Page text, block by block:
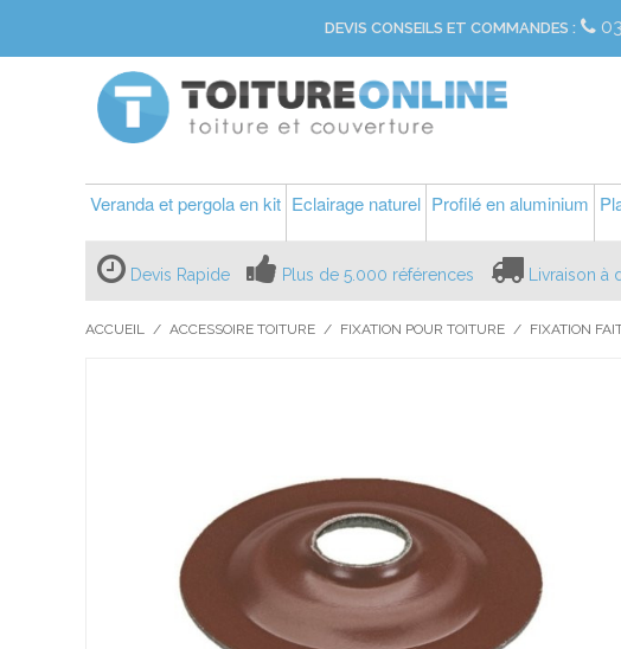
DEVIS CONSEILS ET COMMANDES :
Veranda et pergola en kit Eclairage naturel Profilé en aluminium
Devis Rapide Plus de 5.000 références Livraison
ACCUEIL / ACCESSOIRE TOITURE / FIXATION POUR TOITURE / FIXATION